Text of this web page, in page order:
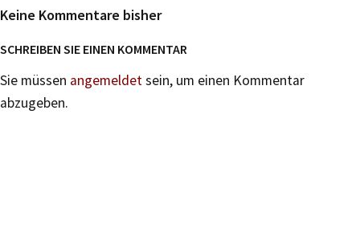
Keine Kommentare bisher
SCHREIBEN SIE EINEN KOMMENTAR
Sie müssen angemeldetsein, um einen Kommentar
abzugeben.